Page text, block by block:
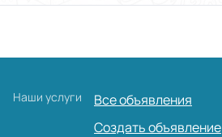
Наши услуги
Все объявления
Создать объявление